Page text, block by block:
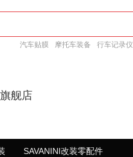
汽车贴膜 摩托车装备 行车记录仪
舰店
SAVANINI改装零配件